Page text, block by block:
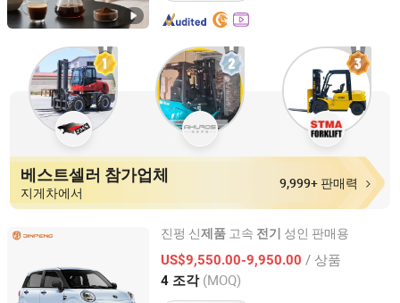
베스트셀러 참가업체
지게차에서
9,999+ 판매력
진펑 신제품 고속 전기
성인 판매용
US$9,550.00-9,950.00 / 상품
4 조각 (MOQ)
Jiangsu Jinpeng Group Co., Ltd.
Jiangsu, China 이후 2020